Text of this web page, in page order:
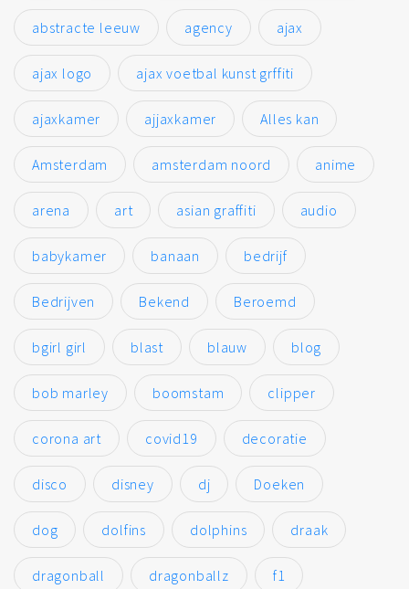
abstracte leeuw agency ajax
ajax logo ajax voetbal kunst grffiti
ajaxkamer ajjaxkamer Alles kan
Amsterdam amsterdam noord anime
arena art asian graffiti audio
babykamer banaan bedrijf
Bedrijven Bekend Beroemd
bgirl girl blast blauw blog
bob marley boomstam clipper
corona art covid19 decoratie
disco disney dj Doeken
dog dolfins dolphins draak
dragonball dragonballz f1